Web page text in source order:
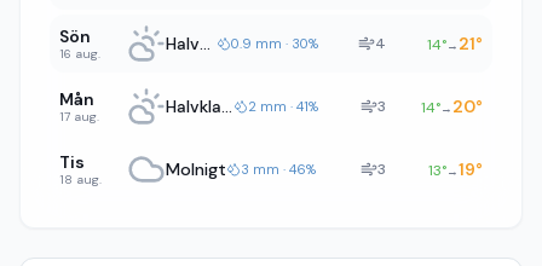
Sön
16 aug. Halvklart 0.9 mm · 30% 4 14°→ 21°
Mån
17 aug. Halvklart 2 mm · 41% 3 14°→ 20°
Tis
18 aug. Molnigt 3 mm · 46% 3 13°→19°